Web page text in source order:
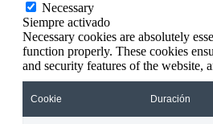
Necessary
Siempre activado
Necessary cookies are absolutely
function properly. These cookies
and security features of the website,
Cookie Duración